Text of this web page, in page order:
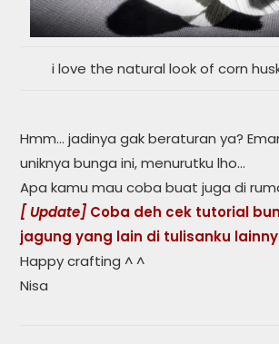
i love the natural look of corn
Hmm… jadinya gak beraturan ya?
uniknya bunga ini, menurutku lho…
Apa kamu mau coba buat juga di
[ Update] Coba deh cek tutorial
jagung yang lain di tulisanku
Happy crafting ^ ^
Nisa